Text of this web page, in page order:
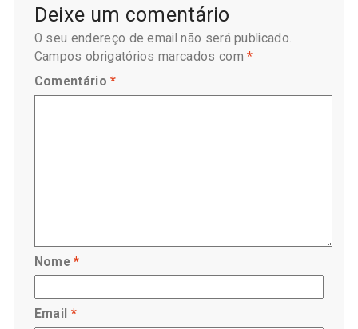
Deixe um comentário
O seu endereço de email não será publicado.
Campos obrigatórios marcados com*
Comentário*
Nome*
Email *